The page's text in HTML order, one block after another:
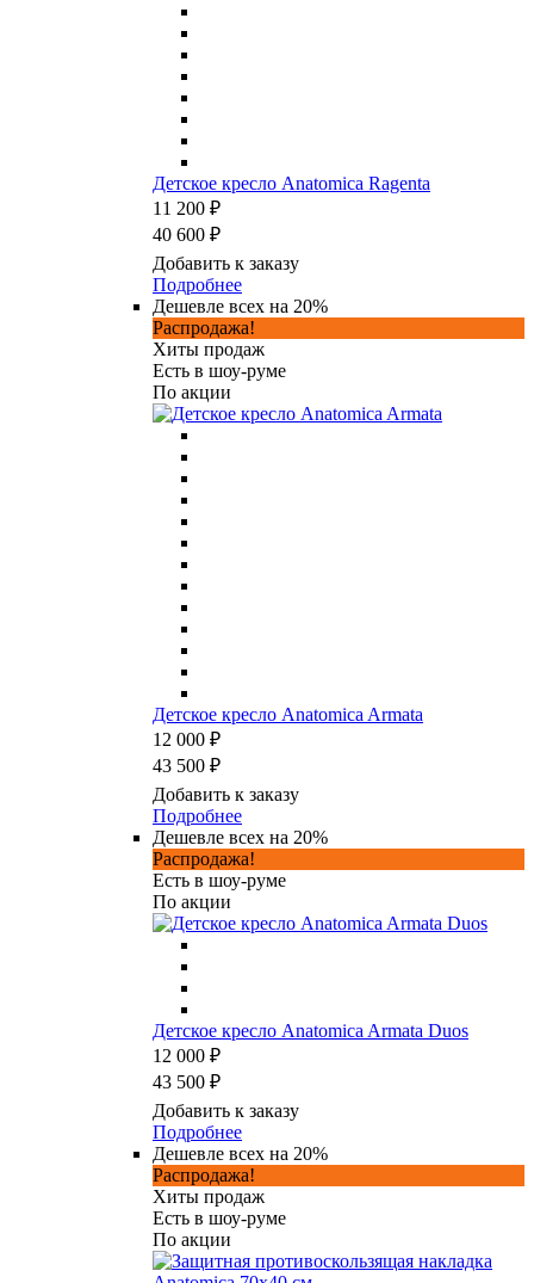
Детское кресло Anatomica Ragenta
11 200 ₽
40 600 ₽
Добавить к заказу
Подробнее
Дешевле всех на 20%
Распродажа!
Хиты продаж
Есть в шоу-руме
По акции
Детское кресло Anatomica Armata
12 000 ₽
43 500 ₽
Добавить к заказу
Подробнее
Дешевле всех на 20%
Распродажа!
Есть в шоу-руме
По акции
Детское кресло Anatomica Armata Duos
12 000 ₽
43 500 ₽
Добавить к заказу
Подробнее
Дешевле всех на 20%
Распродажа!
Хиты продаж
Есть в шоу-руме
По акции